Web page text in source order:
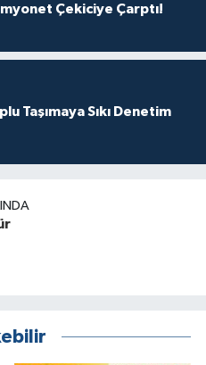
Çekiciye Çarptı!
Taşımaya Sıkı Denetim